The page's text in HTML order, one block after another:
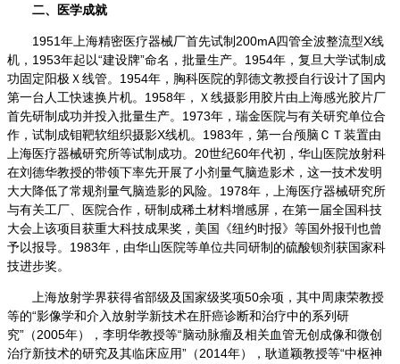
二、医学成就
1951年上海精密医疗器械厂首先试制200mA四管全波整流型X线
机，1953年起以“建设牌”命名，批量生产。1954年，复旦大学试制成
功固定阳极Ｘ线管。1954年，胸科医院的郭德文教授自行设计了国内
第一台人工快速换片机。1958年，Ｘ线摄影用胶片由上海感光胶片厂
首先研制成功并投入批量生产。1973年，瑞金医院与有关研究单位合
作，试制成钼靶软组织摄影X线机。1983年，第一台颅脑ＣＴ装置由
上海医疗器械研究所等试制成功。20世纪60年代初，华山医院放射科
在刘德华教授的带领下率先开展了小剂量气脑造影术，这一技术发明
大大降低了常规剂量气脑造影的风险。1978年，上海医疗器械研究所
与有关工厂、医院合作，研制成稀土材料增感屏，在第一届全国科技
大会上该项目获重大科技成果奖，美国《纽约时报》等国外报刊也曾
予以报导。1983年，由华山医院等单位共同研制的硫酸钡剂获国家科
技进步奖。
上海放射学界获得省部级及国家级奖项50余项，其中周康荣教授
等的“影像学和介入放射学新技术在肝癌诊断和治疗中的系列研
究”（2005年）， 李明华教授等“脑动脉瘤及相关血管无创成像和微创
治疗新技术的研究及其临床应用” （2014年），耿道颖教授等“中枢神